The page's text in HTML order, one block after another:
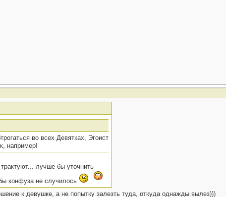
во всех Девятках, Эгоистах, и
например!
лучше бы уточнить
конфуза не случилось
к девушке, а не попытку залезть туда, откуда однажды вылез)))